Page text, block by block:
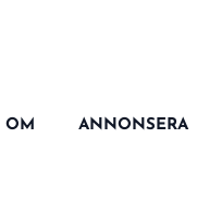
OM ANNONSERA